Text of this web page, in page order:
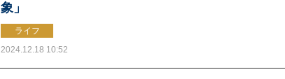
象」
ライフ
2024.12.18 10:52